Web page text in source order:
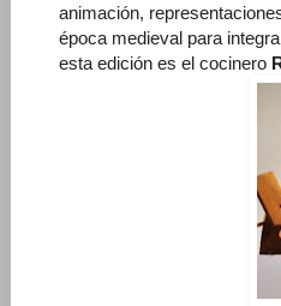
animación,
época medieval para
esta edición es el cocinero